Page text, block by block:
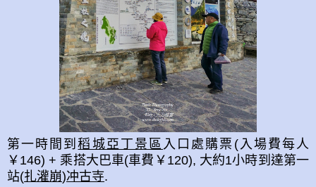
第一時間到稻城亞丁景區 入口處購票(入場費每人
￥146) + 乘搭大巴車(車費￥120), 大約1小時到達第一
站(扎灌崩)冲古寺.